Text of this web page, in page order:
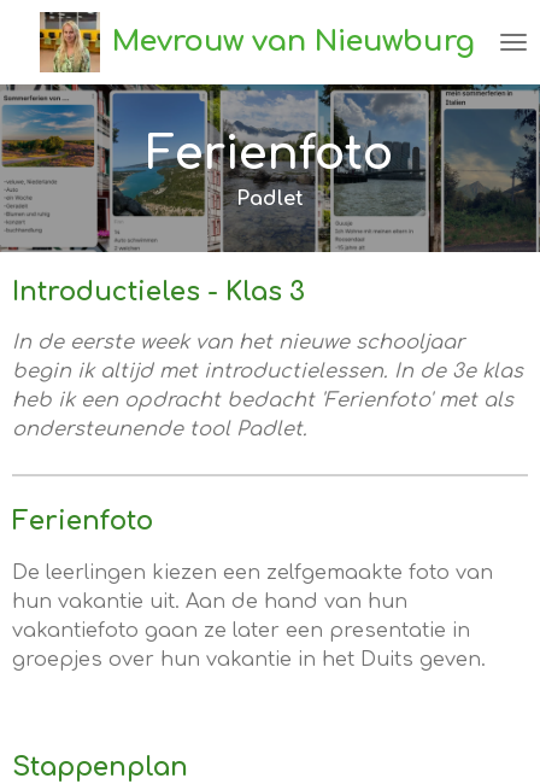
direct
naar
de
hoofdinhoud
Mevrouw van Nieuwburg
Ferienfoto
Padlet
Introductieles - Klas 3
In de eerste week van het nieuwe schooljaar
begin ik altijd met introductielessen. In de 3e klas
heb ik een opdracht bedacht 'Ferienfoto' met als
ondersteunende tool Padlet.
Ferienfoto
De leerlingen kiezen een zelfgemaakte foto van
hun vakantie uit. Aan de hand van hun
vakantiefoto gaan ze later een presentatie in
groepjes over hun vakantie in het Duits geven.
Stappenplan